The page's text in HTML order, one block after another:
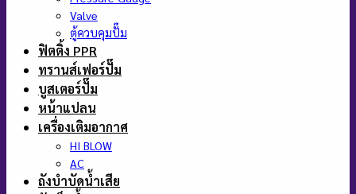
Valve
ตู้ควบคุมปั๊ม
ฟิตติ้ง PPR
ทรานส์เฟอร์ปั๊ม
บูสเตอร์ปั๊ม
หน้าแปลน
เครื่องเติมอากาศ
HI BLOW
AC
ถังบำบัดน้ำเสีย